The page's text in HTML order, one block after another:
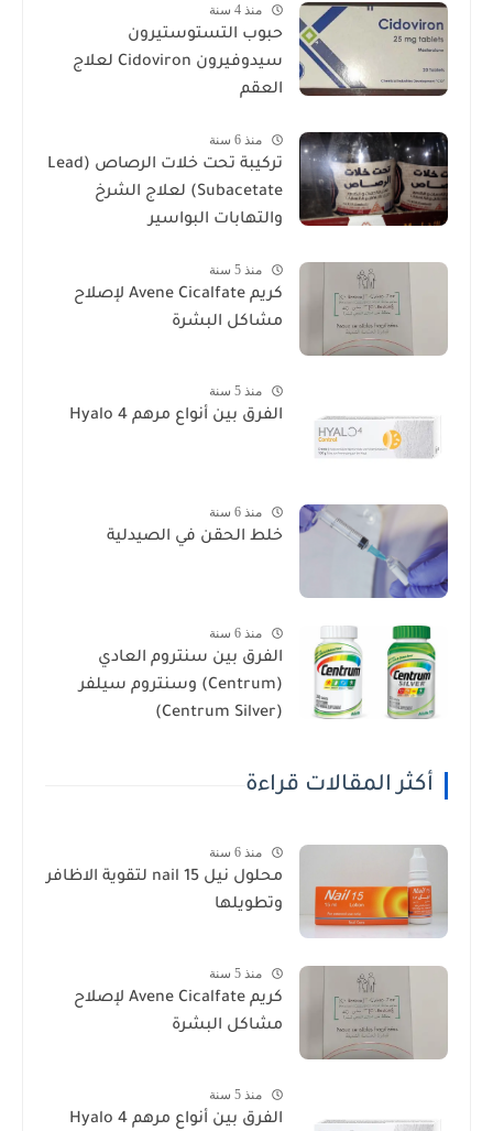
منذ 4 سنة
حبوب التستوستيرون
سيدوفيرون Cidoviron لعلاج
العقم
منذ 6 سنة
تركيبة تحت خلات الرصاص (Lead
Subacetate) لعلاج الشرخ
والتهابات البواسير
منذ 5 سنة
كريم Avene Cicalfate لإصلاح
مشاكل البشرة
منذ 5 سنة
الفرق بين أنواع مرهم Hyalo 4
منذ 6 سنة
خلط الحقن في الصيدلية
منذ 6 سنة
الفرق بين سنتروم العادي
(Centrum) وسنتروم سيلفر
(Centrum Silver)
أكثر المقالات قراءة
منذ 6 سنة
محلول نيل nail 15 لتقوية الاظافر
وتطويلها
منذ 5 سنة
كريم Avene Cicalfate لإصلاح
مشاكل البشرة
منذ 5 سنة
الفرق بين أنواع مرهم Hyalo 4